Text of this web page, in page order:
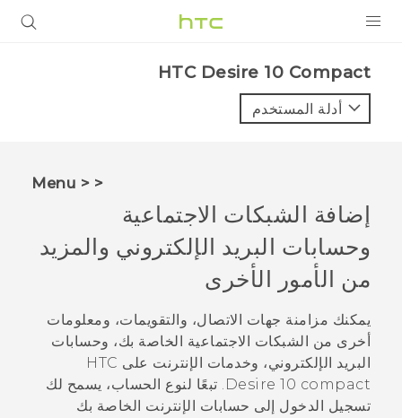
VIVE
VIVERSE
البرامج + التطبيقات
الدعم
أجهزة HTC والملحقات
HTC Desire 10 Compact‎
أدلة المستخدم
< < Menu
إضافة الشبكات الاجتماعية
وحسابات البريد الإلكتروني والمزيد
من الأمور الأخرى
يمكنك مزامنة جهات الاتصال، والتقويمات، ومعلومات
أخرى من الشبكات الاجتماعية الخاصة بك، وحسابات
البريد الإلكتروني، وخدمات الإنترنت على HTC
Desire 10 compact . تبعًا لنوع الحساب، يسمح لك
تسجيل الدخول إلى حسابات الإنترنت الخاصة بك